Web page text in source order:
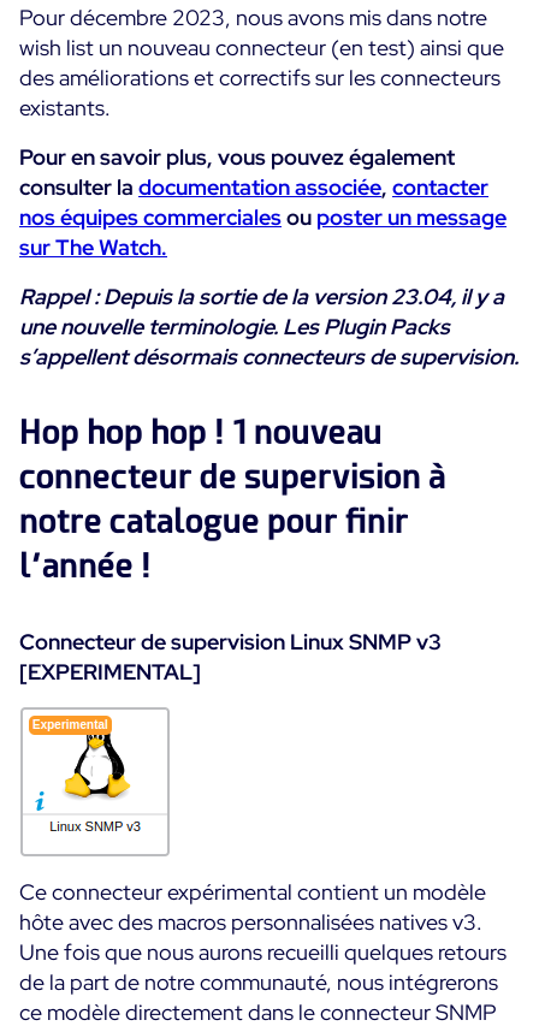
Observabilité
Performance Web
Supervision des Conteneurs
Supervision réseau
Tous
MSP
Logistique & Commerce
Santé
Education
Public
Toutes
Technologies
AWS
Cisco Meraki
Google Cloud Platform
Kubernetes
Microsoft Azure
All
POURQUOI CENTREON
Notre vision
Bénéfices
Démo Produit
Partenaires
Programme ON-Partner
Programme Partenaires MSP
Formation
The Watch
Open Source
RESSOURCES
Choisir une solution de supervision open source ou
payante selon le critère du TCO
Supervision au-delà de l’IT : un guide de survie pour
la convergence IT/OT
Documentation
The Watch
Pour décembre 2023, nous avons mis dans notre
wish list un nouveau connecteur (en test) ainsi que
des améliorations et correctifs sur les connecteurs
existants.
Pour en savoir plus, vous pouvez également
consulter la documentation associée, contacter
nos équipes commercialesou poster un message
sur The Watch.
Rappel : Depuis la sortie de la version 23.04, il y a
une nouvelle terminologie. Les Plugin Packs
s’appellent désormais connecteurs de supervision.
Hop hop hop ! 1 nouveau
connecteur de supervision à
notre catalogue pour finir
l’année !
Connecteur de supervision Linux SNMP v3
[EXPERIMENTAL]
Ce connecteur expérimental contient un modèle
hôte avec des macros personnalisées natives v3.
Une fois que nous aurons recueilli quelques retours
de la part de notre communauté, nous intégrerons
ce modèle directement dans le connecteur SNMP